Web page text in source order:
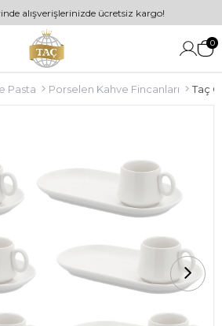
alışverişlerinizde ücretsiz kargo!
0
Pasta Porselen Kahve Fincanları Taç